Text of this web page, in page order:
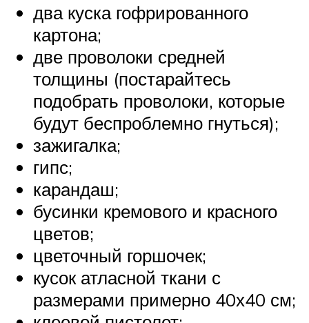
два куска гофрированного
картона;
две проволоки средней
толщины (постарайтесь
подобрать проволоки, которые
будут беспроблемно гнуться);
зажигалка;
гипс;
карандаш;
бусинки кремового и красного
цветов;
цветочный горшочек;
кусок атласной ткани с
размерами примерно 40х40 см;